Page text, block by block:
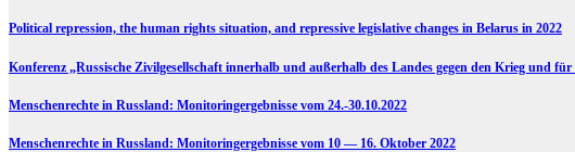
Political repression, the human rights situation, and repressive legislative changes in Belarus in 2022
Konferenz „Russische Zivilgesellschaft innerhalb und außerhalb des Landes gegen den Krieg und für
Menschenrechte in Russland: Monitoringergebnisse vom 24.-30.10.2022
Menschenrechte in Russland: Monitoringergebnisse vom 10 — 16. Oktober 2022